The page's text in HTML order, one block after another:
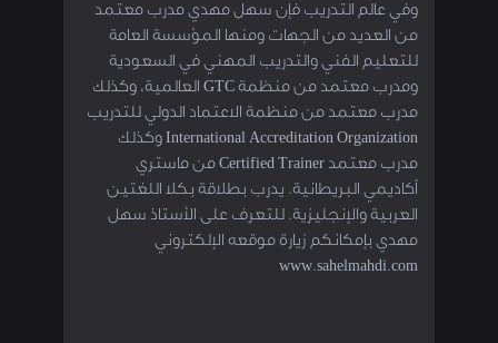
وفي عالم التدريب فإن سهل مهدي مدرب معتمد
من العديد من الجهات ومنها المؤسسة العامة
للتعليم الفني والتدريب المهني في السعودية
ومدرب معتمد من منظمة GTC العالمية، وكذلك
مدرب معتمد من منظمة الاعتماد الدولي للتدريب
International Accreditation Organization وكذلك
مدرب معتمد Certified Trainer من ماستري
أكاديمي البريطانية. يدرب بطلاقة بكلا اللغتين
العربية والإنجليزية. للتعرف على الأستاذ سهل
مهدي بإمكانكم زيارة موقعه الإلكتروني
www.sahelmahdi.com